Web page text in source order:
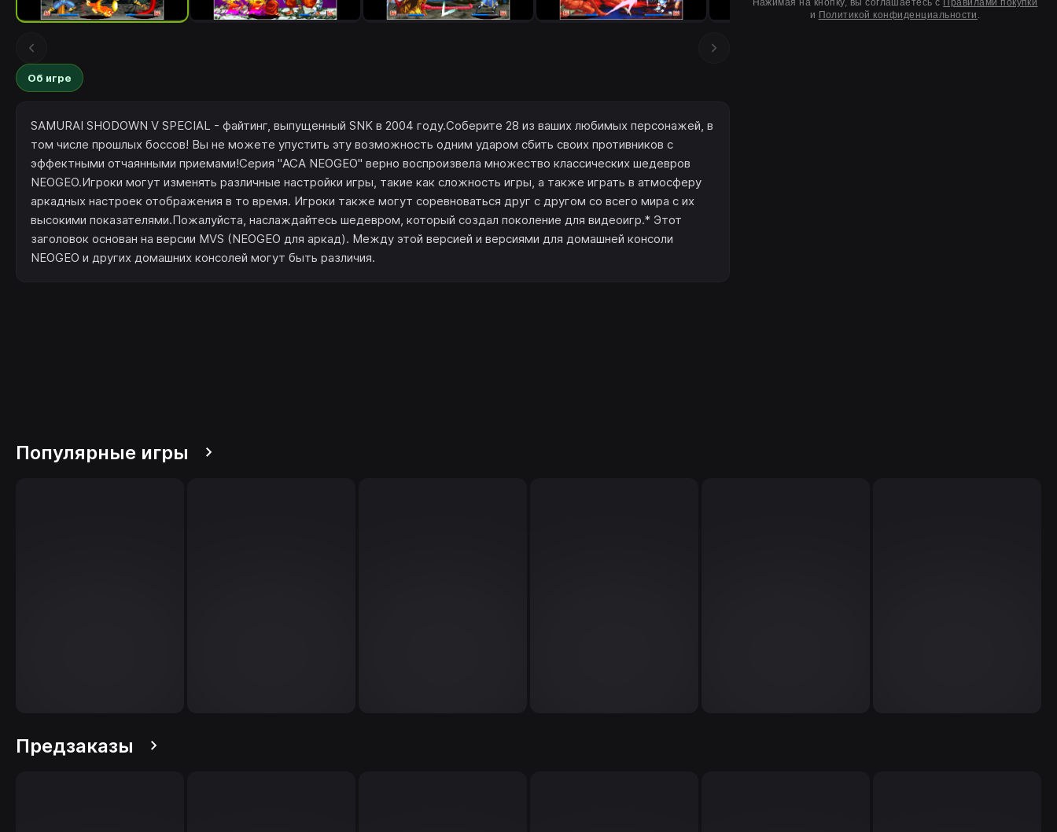
Нажимая на кнопку, вы соглашаетесь с Правилами покупки
и Политикой конфиденциальности .
Об игре
SAMURAI SHODOWN V SPECIAL - файтинг, выпущенный SNK в 2004 году.Соберите 28 из ваших любимых персонажей, в
том числе прошлых боссов! Вы не можете упустить эту возможность одним ударом сбить своих противников с
эффектными отчаянными приемами!Серия "ACA NEOGEO" верно воспроизвела множество классических шедевров
NEOGEO.Игроки могут изменять различные настройки игры, такие как сложность игры, а также играть в атмосферу
аркадных настроек отображения в то время. Игроки также могут соревноваться друг с другом со всего мира с их
высокими показателями.Пожалуйста, наслаждайтесь шедевром, который создал поколение для видеоигр.* Этот
заголовок основан на версии MVS (NEOGEO для аркад). Между этой версией и версиями для домашней консоли
NEOGEO и других домашних консолей могут быть различия.
Популярные игры
Предзаказы